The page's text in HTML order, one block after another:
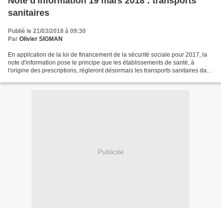
sanitaires
Publié le 21/03/2018 à 09:30
Par Olivier SIGMAN
En application de la loi de financement de la sécurité sociale pour 2017, la
note d'information pose le principe que les établissements de santé, à
l'origine des prescriptions, règleront désormais les transports sanitaires dans
Publicité